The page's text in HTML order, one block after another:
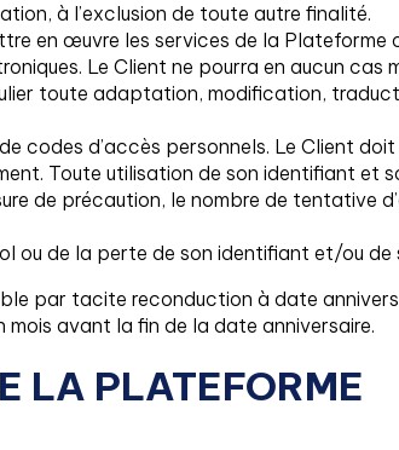
à l’exclusion de toute autre finalité.
en œuvre les services de la
Le Client ne pourra en aucun cas
toute adaptation, modification,
codes d’accès personnels. Le Client
Toute utilisation de son identifiant et
de précaution, le nombre de tentative
ou de la perte de son identifiant et/ou de
par tacite reconduction à date
mois avant la fin de la date anniversaire.
LA PLATEFORME